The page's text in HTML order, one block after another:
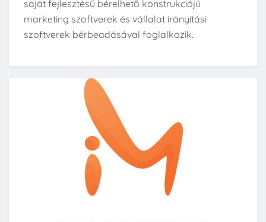
saját fejlesztésű bérelhető konstrukciójú
marketing szoftverek és vállalat irányítási
szoftverek bérbeadásával foglalkozik.